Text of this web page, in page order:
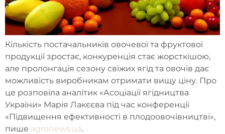
Кількість постачальників овочевої та фруктової
продукції зростає, конкуренція стає жорсткішою,
але пролонгація сезону свіжих ягід та овочів дає
можливість виробникам отримати вищу ціну. Про
це розповіла аналітик «Асоціації ягідництва
України» Марія Лакєєва під час конференції
«Підвищення ефективності в плодоовочівництві»,
пише agronews.ua.